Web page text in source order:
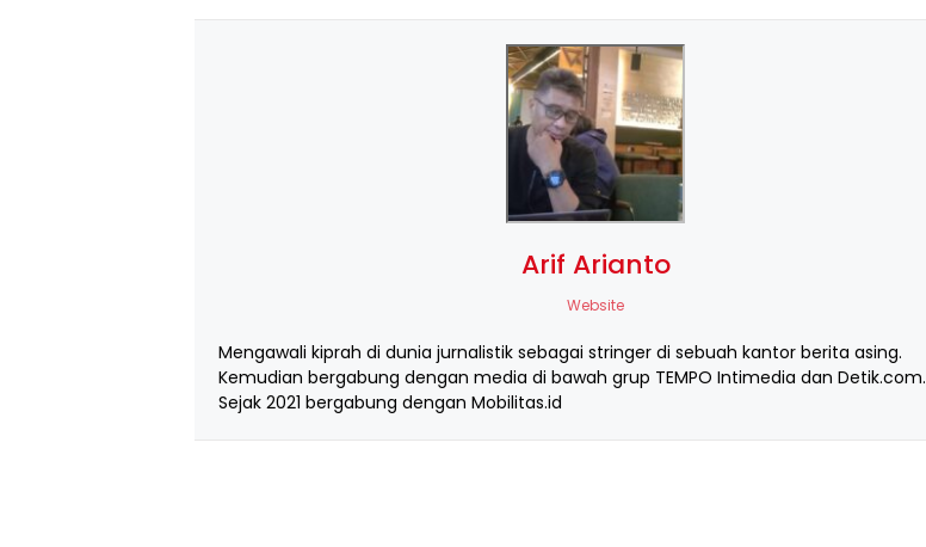
Arif Arianto
Website
Mengawali kiprah di dunia jurnalistik sebagai stringer di sebuah kantor berita asing.
Kemudian bergabung dengan media di bawah grup TEMPO Intimedia dan Detik.com.
Sejak 2021 bergabung dengan Mobilitas.id